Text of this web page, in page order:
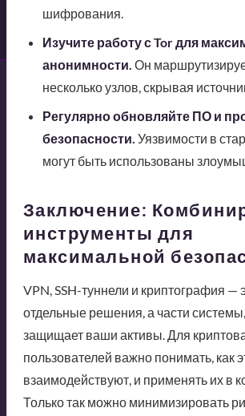
шифрования.
Изучите работу с Tor для
анонимности. Он
несколько узлов, скрывая
Регулярно обновляйте ПО и
безопасности. Уязвимости в
могут быть использованы
Заключение:
инструменты для
максимальной
VPN, SSH-туннели и криптография —
отдельные решения, а части
защищает ваши активы. Для
пользователей важно понимать, как
взаимодействуют, и применять их в
Только так можно минимизировать